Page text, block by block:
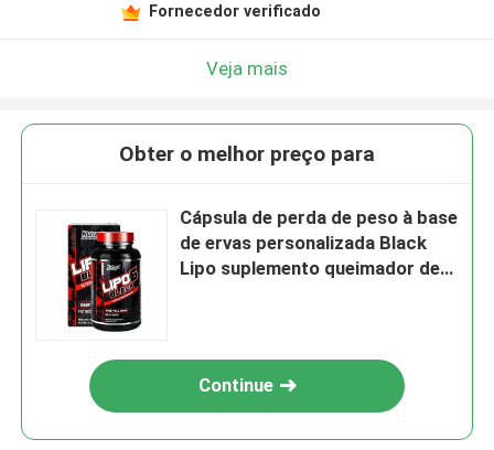
Fornecedor verificado
Veja mais
Obter o melhor preço para
Cápsula de perda de peso à base
de ervas personalizada Black
Lipo suplemento queimador de
Continue